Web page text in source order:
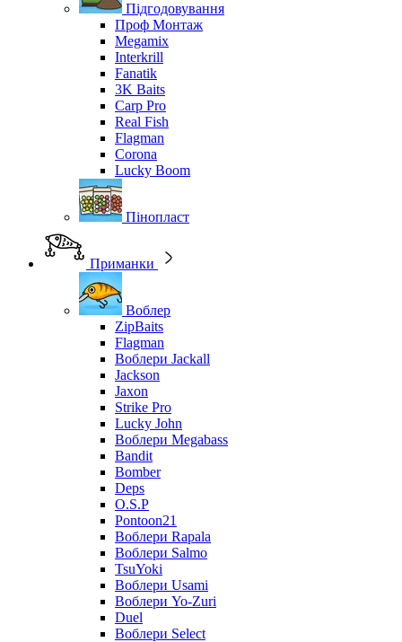
Підгодовування
Проф Монтаж
Megamix
Interkrill
Fanatik
3K Baits
Carp Pro
Real Fish
Flagman
Corona
Lucky Boom
Пінопласт
Приманки
Воблер
ZipBaits
Flagman
Воблери Jackall
Jackson
Jaxon
Strike Pro
Lucky John
Воблери Megabass
Bandit
Bomber
Deps
O.S.P
Pontoon21
Воблери Rapala
Воблери Salmo
TsuYoki
Воблери Usami
Воблери Yo-Zuri
Duel
Воблери Select